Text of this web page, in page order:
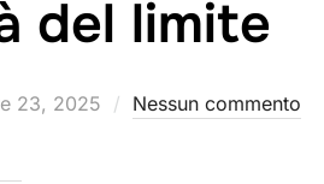
del limite
23, 2025 Nessun commento